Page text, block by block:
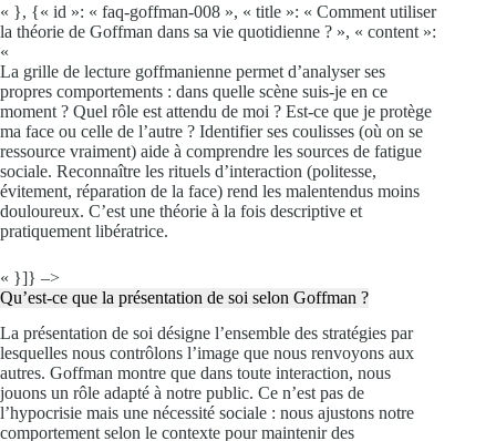
« }, {« id »: « faq-goffman-008 », « title »: « Comment utiliser
la théorie de Goffman dans sa vie quotidienne ? », « content »:
«
La grille de lecture goffmanienne permet d’analyser ses
propres comportements : dans quelle scène suis-je en ce
moment ? Quel rôle est attendu de moi ? Est-ce que je protège
ma face ou celle de l’autre ? Identifier ses coulisses (où on se
ressource vraiment) aide à comprendre les sources de fatigue
sociale. Reconnaître les rituels d’interaction (politesse,
évitement, réparation de la face) rend les malentendus moins
douloureux. C’est une théorie à la fois descriptive et
pratiquement libératrice.
« }]} –>
Qu’est-ce que la présentation de soi selon Goffman ?
La présentation de soi désigne l’ensemble des stratégies par
lesquelles nous contrôlons l’image que nous renvoyons aux
autres. Goffman montre que dans toute interaction, nous
jouons un rôle adapté à notre public. Ce n’est pas de
l’hypocrisie mais une nécessité sociale : nous ajustons notre
comportement selon le contexte pour maintenir des